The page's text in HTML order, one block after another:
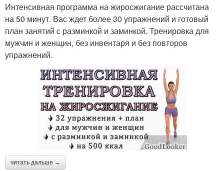
Интенсивная программа на жиросжигание рассчитана
на 50 минут. Вас ждет более 30 упражнений и готовый
план занятий с разминкой и заминкой. Тренировка для
мужчин и женщин, без инвентаря и без повторов
упражнений.
читать дальше →